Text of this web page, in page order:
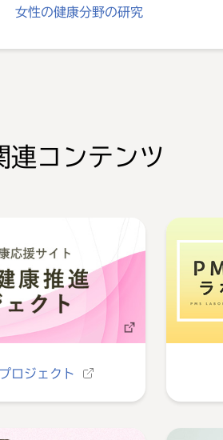
女性の健康分野の研究
連コンテンツ
ロジェクト